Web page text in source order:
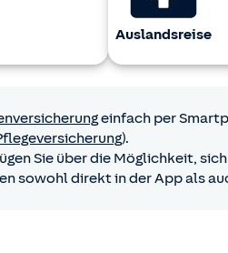
Auslandsreise
einfach per
).
Sie über die Möglichkeit,
sowohl direkt in der App als